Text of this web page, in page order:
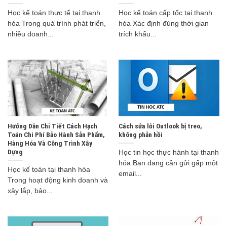
Học kế toán thực tế tại thanh
hóa Trong quá trình phát triển,
nhiều doanh...
Học kế toán cấp tốc tại thanh
hóa Xác định đúng thời gian
trích khấu...
Hướng Dẫn Chi Tiết Cách Hạch
Toán Chi Phí Bảo Hành Sản Phẩm,
Hàng Hóa Và Công Trình Xây
Dựng
Học kế toán tại thanh hóa
Trong hoạt động kinh doanh và
xây lắp, bảo...
Cách sửa lỗi Outlook bị treo,
không phản hồi
Học tin học thực hành tại thanh
hóa Bạn đang cần gửi gấp một
email...